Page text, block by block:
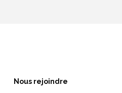
Nous rejoindre